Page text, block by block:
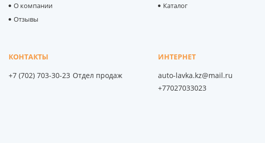
О компании
Отзывы
Каталог
+7 (702) 703-30-23 Отдел продаж
auto-lavka.kz@mail.ru
+77027033023